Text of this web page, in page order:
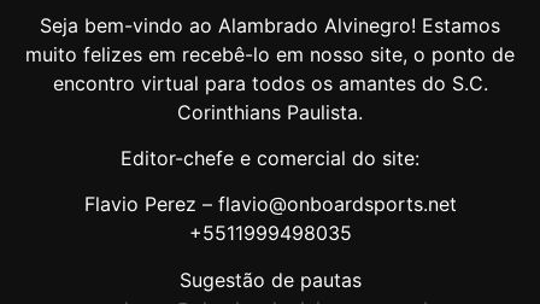
Seja bem-vindo ao Alambrado Alvinegro! Estamos
muito felizes em recebê-lo em nosso site, o ponto de
encontro virtual para todos os amantes do S.C.
Corinthians Paulista.
Editor-chefe e comercial do site:
Flavio Perez – flavio@onboardsports.net
+5511999498035
Sugestão de pautas